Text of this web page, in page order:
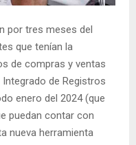
por tres meses del
que tenían la
de compras y ventas
de Registros
enero del 2024 (que
puedan contar con
nueva herramienta